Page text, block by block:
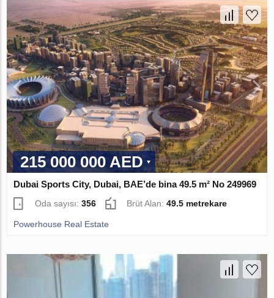
215 000 000 AED
Dubai Sports City, Dubai, BAE’de bina 49.5 m² No 249969
Oda sayısı:356 Brüt Alan:49.5 metrekare
Powerhouse Real Estate